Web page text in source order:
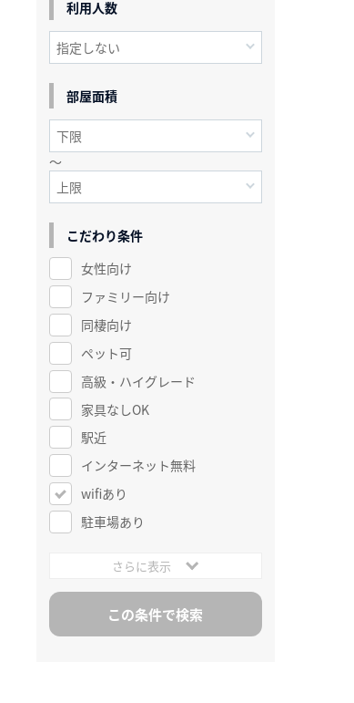
利用人数
部屋面積
～
こだわり条件
女性向け
ファミリー向け
同棲向け
ペット可
高級・ハイグレード
家具なしOK
駅近
インターネット無料
wifiあり
駐車場あり
さらに表示